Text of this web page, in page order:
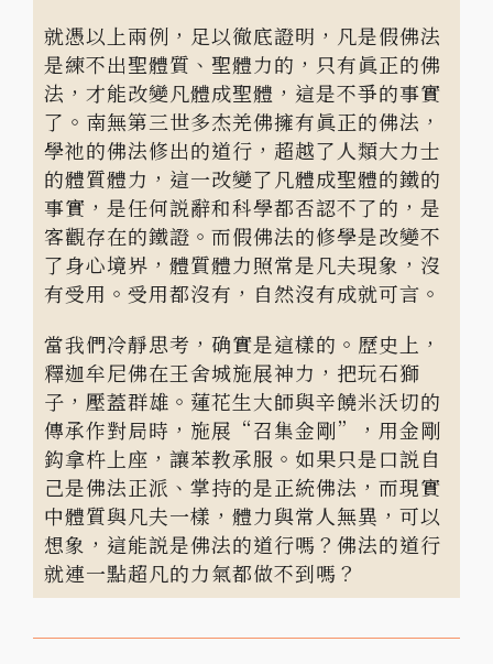
就憑以上兩例，足以徹底證明，凡是假佛法
是練不出聖體質、聖體力的，只有眞正的佛
法，才能改變凡體成聖體，這是不爭的事實
了。南無第三世多杰羌佛擁有眞正的佛法，
學祂的佛法修出的道行，超越了人類大力士
的體質體力，這一改變了凡體成聖體的鐵的
事實，是任何説辭和科學都否認不了的，是
客觀存在的鐵證。而假佛法的修學是改變不
了身心境界，體質體力照常是凡夫現象，沒
有受用。受用都沒有，自然沒有成就可言。
當我們冷靜思考，确實是這樣的。歷史上，
釋迦牟尼佛在王舍城施展神力，把玩石獅
子，壓蓋群雄。蓮花生大師與辛饒米沃切的
傳承作對局時，施展“召集金剛”，用金剛
鈎拿杵上座，讓苯教承服。如果只是口説自
己是佛法正派、掌持的是正統佛法，而現實
中體質與凡夫一樣，體力與常人無異，可以
想象，這能説是佛法的道行嗎？佛法的道行
就連一點超凡的力氣都做不到嗎？